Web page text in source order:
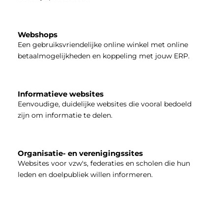
Webshops
Een gebruiksvriendelijke online winkel met online
betaalmogelijkheden en koppeling met jouw ERP.
Informatieve websites
Eenvoudige, duidelijke websites die vooral bedoeld
zijn om informatie te delen.
Organisatie- en verenigingssites
Websites voor vzw's, federaties en scholen die hun
leden en doelpubliek willen informeren.